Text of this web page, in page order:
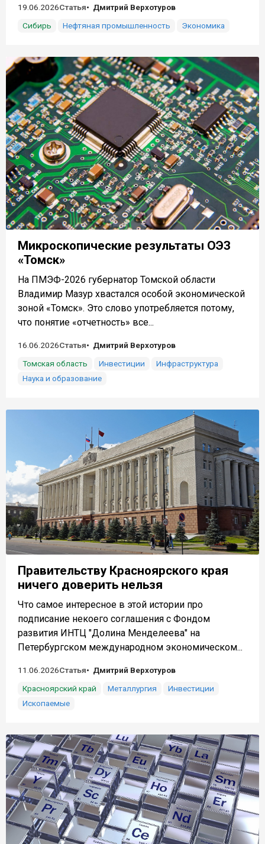
19.06.2026Статья
Дмитрий Верхотуров
Сибирь
Нефтяная промышленность Экономика
Микроскопические результаты ОЭЗ
«Томск»
На ПМЭФ-2026 губернатор Томской области
Владимир Мазур хвастался особой экономической
зоной «Томск». Это слово употребляется потому,
что понятие «отчетность» все...
16.06.2026Статья
Дмитрий Верхотуров
Томская область
Инвестиции
Инфраструктура
Наука и образование
Правительству Красноярского края
ничего доверить нельзя
Что самое интересное в этой истории про
подписание некоего соглашения с Фондом
развития ИНТЦ "Долина Менделеева" на
Петербургском международном экономическом...
11.06.2026Статья
Дмитрий Верхотуров
Красноярский край
Металлургия
Инвестиции
Ископаемые